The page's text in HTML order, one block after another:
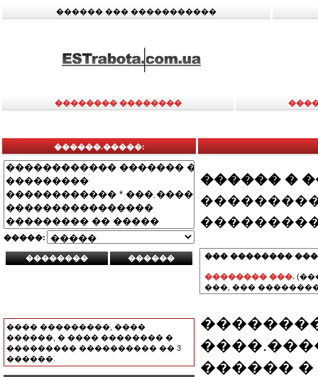
������ ��� �����������
�������� ��������
������.�����:
�����:
���� ���������, ����
������, � ���� �������� �
��������� ���������� �� 3
������.
������ �
��� ��������
�������� ���.
���, ���
������